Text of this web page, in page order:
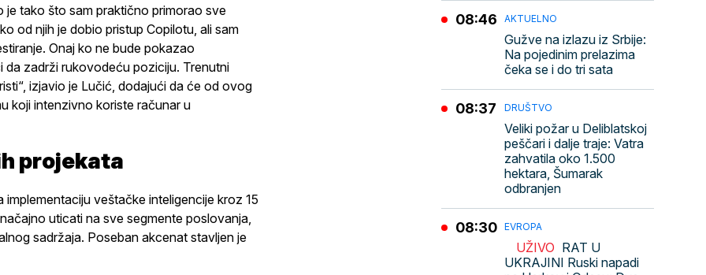
je tako što sam praktično primorao sve
od njih je dobio pristup Copilotu, ali sam
Onaj ko ne bude pokazao
da zadrži rukovodeću poziciju. Trenutni
izjavio je Lučić, dodajući da će od ovog
koji intenzivno koriste računar u
projekata
implementaciju veštačke inteligencije kroz 15
uticati na sve segmente poslovanja,
sadržaja. Poseban akcenat stavljen je
AKTUELNO
Gužve na izlazu iz Srbije:
Na pojedinim prelazima
čeka se i do tri sata
08:46
DRUŠTVO
Veliki požar u Deliblatskoj
peščari i dalje traje: Vatra
zahvatila oko 1.500
hektara, Šumarak
odbranjen
08:37
EVROPA
UŽIVO RAT U
UKRAJINI Ruski napadi
08:30